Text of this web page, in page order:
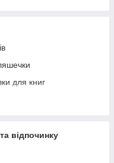
для книг
обкладинки
відпочинку